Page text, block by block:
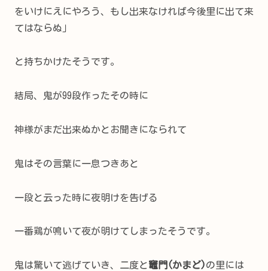
をいけにえにやろう、もし出来なければ今後里に出て来
てはならぬ」
と持ちかけたそうです。
結局、鬼が99段作ったその時に
神様がまだ出来ぬかとお聞きになられて
鬼はその言葉に一息つきあと
一段と云った時に夜明けを告げる
一番鶏が鳴いて夜が明けてしまったそうです。
鬼は驚いて逃げていき、二度と 竈門(かまど)の里には